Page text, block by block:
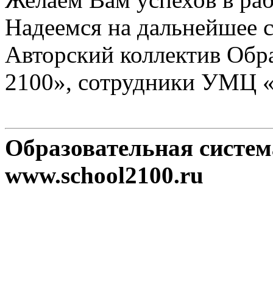
Надеемся на дальнейшее
Авторский коллектив
2100», сотрудники УМЦ
Образовательная
www.school2100.ru